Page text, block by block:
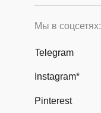
Мы в соцсетях:
Instagram*
Telegram
Pinterest